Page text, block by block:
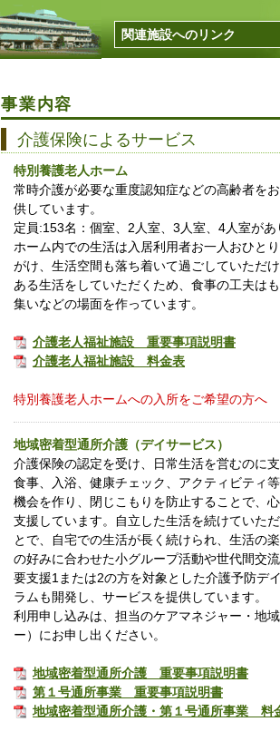
関連施設へのリンク
事業内容
介護保険によるサービス
特別養護老人ホーム
常時介護が必要な重度認知症などの高齢者を
供しています。
定員:153名：個室、2人室、3人室、4人室があ
ホーム内での生活は入居利用者お一人おひと
がけ、生活空間も落ち着いて過ごしていただ
ある生活をしていただくため、食事の工夫は
集いなどの場面を作っています。
介護老人福祉施設 重要事項説明書
介護老人福祉施設 料金表
特別養護老人ホームへの入所をご希望の方へ
地域密着型通所介護（デイサービス）
介護保険の認定を受け、日常生活を営むのに
食事、入浴、健康チェック、アクティビティ
機会を作り、閉じこもりを防止することで、
支援しています。自立した生活を続けていた
とで、自宅での生活が長く続けられ、生活の
の好みに合わせた小グループ活動や世代間交流
要支援1または2の方を対象とした介護予防デ
ラムも開発し、サービスを提供しています。
利用申し込みは、担当のケアマネジャー・地
ー）にお申し出ください。
地域密着型通所介護 重要事項説明書
第１号通所事業 重要事項説明書
地域密着型通所介護・第１号通所事業 料